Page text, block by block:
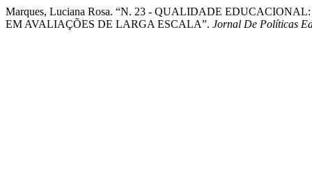
Marques, Luciana Rosa. “N. 23 - QUALIDADE
EM AVALIAÇÕES DE LARGA ESCALA”. Jornal De Políticas